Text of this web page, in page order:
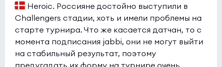
Heroic. Россияне достойно выступили в
Challengers стадии, хоть и имели проблемы на
старте турнира. Что же касается датчан, то с
момента подписания jabbi, они не могут выйти
на стабильный результат, поэтому
предугадать их форму на турнире очень